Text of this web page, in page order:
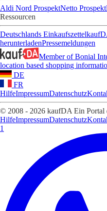
Aldi Nord ProspektNetto Prospekt
Ressourcen
Deutschlands Einkaufszettel
herunterladenPressemeldungen
Member of Bonial
location based shopping
DE
FR
HilfeImpressumDatenschutz
© 2008 - 2026 kaufDA Ein Portal
HilfeImpressumDatenschutz
1